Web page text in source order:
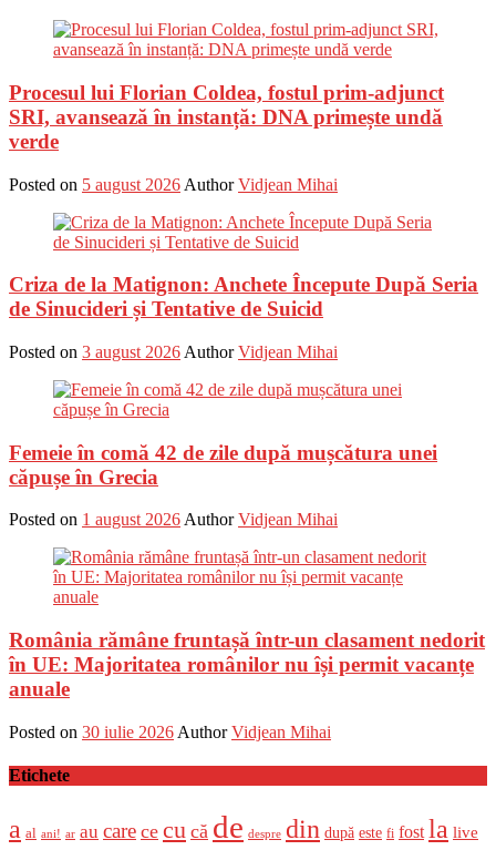
Procesul lui Florian Coldea, fostul prim-adjunct
SRI, avansează în instanță: DNA primește undă
verde
Posted on 5 august 2026 Author Vidjean Mihai
Criza de la Matignon: Anchete Începute După Seria
de Sinucideri și Tentative de Suicid
Posted on 3 august 2026 Author Vidjean Mihai
Femeie în comă 42 de zile după mușcătura unei
căpușe în Grecia
Posted on 1 august 2026Author Vidjean Mihai
România rămâne fruntașă într-un clasament nedorit
în UE: Majoritatea românilor nu își permit vacanțe
anuale
Posted on 30 iulie 2026 Author Vidjean Mihai
Etichete
a al ani! ar au care ce cu că de despre din după este fi fost la live